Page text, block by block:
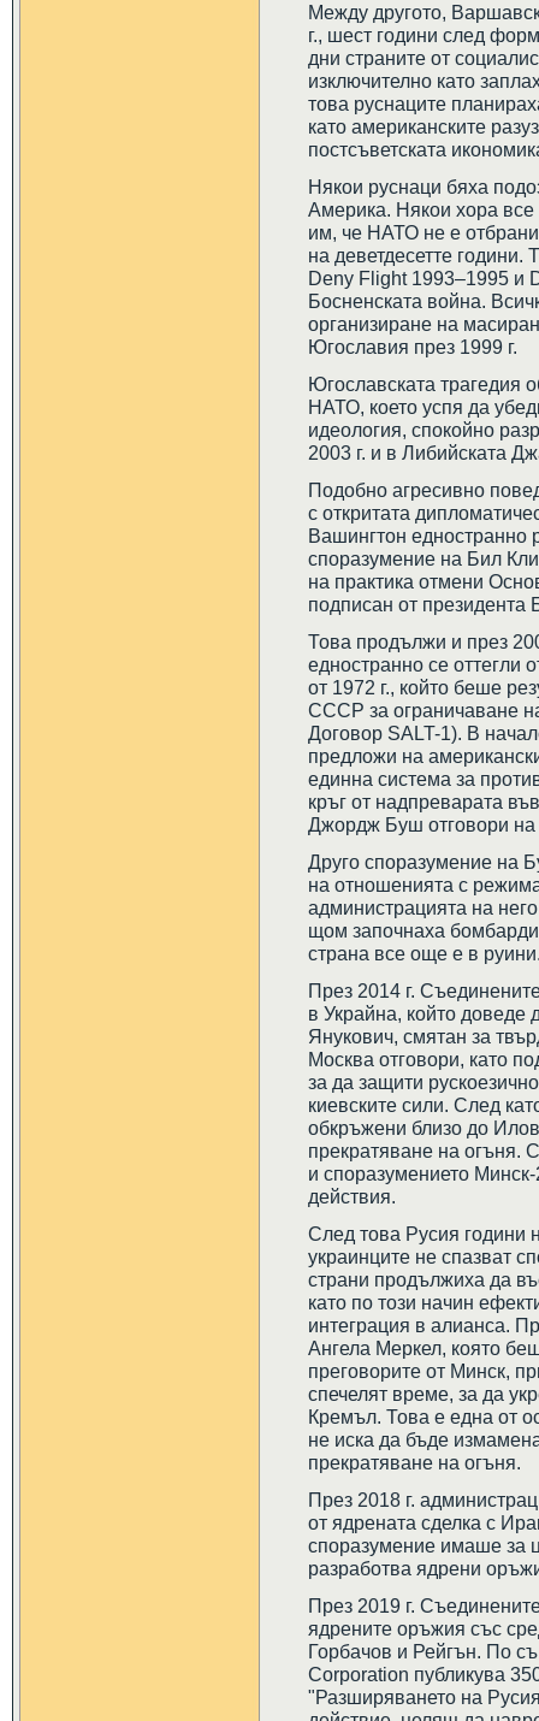
Между другото,
г., шест години след
дни страните от
изключително като
това руснаците
като американските
постсъветската
Някои руснаци бяха
Америка. Някои хора
им, че НАТО не е
на деветдесетте
Deny Flight 1993–1995 и
Босненската война.
организиране на
Югославия през 1999 г.
Югославската трагедия
НАТО, което успя да
идеология, спокойно
2003 г. и в Либийската
Подобно агресивно
с откритата
Вашингтон едностранно
споразумение на Бил
на практика отмени
подписан от
Това продължи и през
едностранно се оттегли
от 1972 г., който беше
СССР за ограничаване
Договор SALT-1). В
предложи на
единна система за
кръг от надпреварата
Джордж Буш отговори на
Друго споразумение на
на отношенията с
администрацията на
щом започнаха
страна все още е в
През 2014 г.
в Украйна, който доведе
Янукович, смятан за
Москва отговори, като
за да защити
киевските сили. След
обкръжени близо до
прекратяване на огъня.
и споразумението
действия.
След това Русия години
украинците не спазват
страни продължиха да
като по този начин
интеграция в алианса.
Ангела Меркел, която
преговорите от Минск,
спечелят време, за да
Кремъл. Това е една от
не иска да бъде
прекратяване на огъня.
През 2018 г.
от ядрената сделка с
споразумение имаше за
разработва ядрени
През 2019 г.
ядрените оръжия със
Горбачов и Рейгън. По
Corporation публикува
"Разширяването на